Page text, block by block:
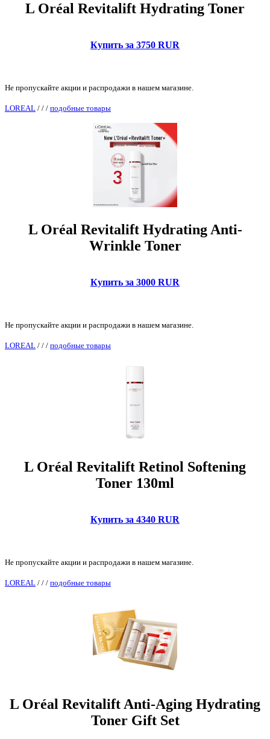
L Oréal Revitalift Hydrating Toner
Купить за 3750 RUR
Не пропускайте акции и распродажи в нашем магазине.
LOREAL / / / подобные товары
L Oréal Revitalift Hydrating Anti-
Wrinkle Toner
Купить за 3000 RUR
Не пропускайте акции и распродажи в нашем магазине.
LOREAL / / / подобные товары
L Oréal Revitalift Retinol Softening
Toner 130ml
Купить за 4340 RUR
Не пропускайте акции и распродажи в нашем магазине.
LOREAL / / / подобные товары
L Oréal Revitalift Anti-Aging Hydrating
Toner Gift Set